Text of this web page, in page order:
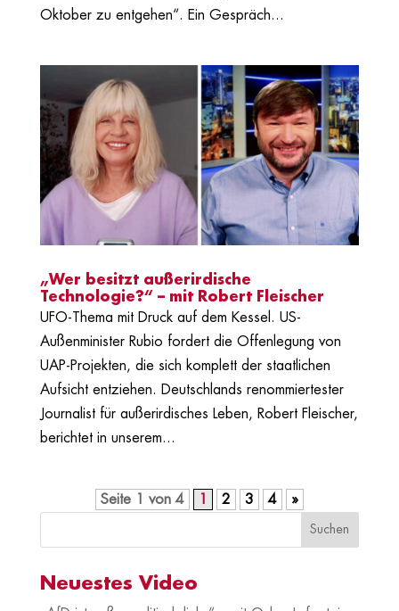
Oktober zu entgehen“. Ein Gespräch...
„Wer besitzt außerirdische
Technologie?“ – mit Robert Fleischer
UFO-Thema mit Druck auf dem Kessel. US-
Außenminister Rubio fordert die Offenlegung von
UAP-Projekten, die sich komplett der staatlichen
Aufsicht entziehen. Deutschlands renommiertester
Journalist für außerirdisches Leben, Robert Fleischer,
berichtet in unserem...
Seite 1 von 4 1 2 3 4 »
Neuestes Video